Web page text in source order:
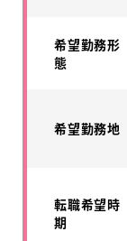
希望勤務形
態
希望勤務地
転職希望時
期